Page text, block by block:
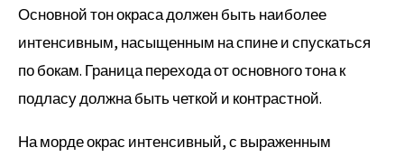
Основной тон окраса должен быть наиболее
интенсивным, насыщенным на спине и спускаться
по бокам. Граница перехода от основного тона к
подласу должна быть четкой и контрастной.
На морде окрас интенсивный, с выраженным